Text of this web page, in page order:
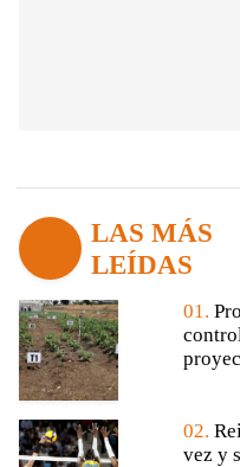
LAS MÁS
LEÍDAS
01.
02.
vez y